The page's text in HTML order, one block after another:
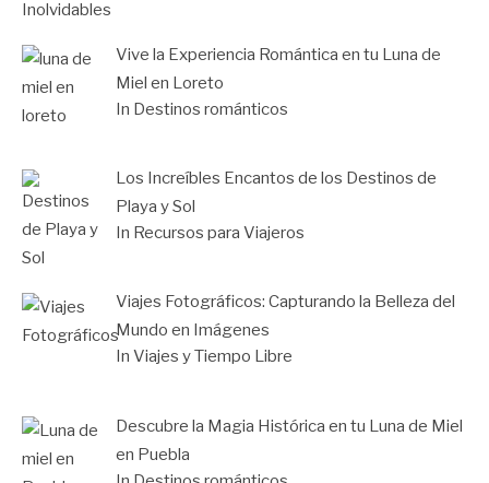
Vive la Experiencia Romántica en tu Luna de
Miel en Loreto
In Destinos románticos
Los Increíbles Encantos de los Destinos de
Playa y Sol
In Recursos para Viajeros
Viajes Fotográficos: Capturando la Belleza del
Mundo en Imágenes
In Viajes y Tiempo Libre
Descubre la Magia Histórica en tu Luna de Miel
en Puebla